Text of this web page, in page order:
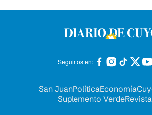
Seguinos en:
San JuanPolíticaEconomía
Suplemento Verde